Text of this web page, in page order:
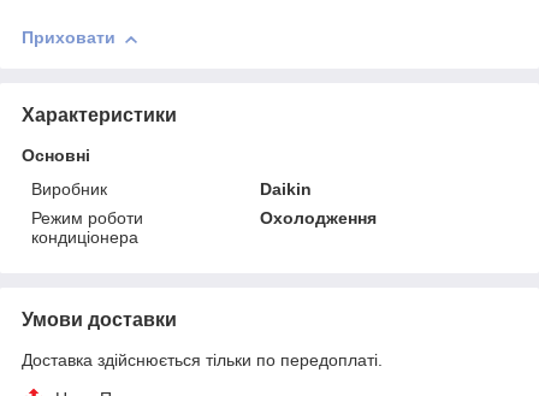
Приховати
Характеристики
Основні
Виробник
Daikin
Режим роботи
кондиціонера
Охолодження
Умови доставки
Доставка здійснюється тільки по передоплаті.